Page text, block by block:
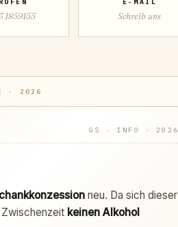
1859155
E-MAIL
Schreib uns
· 2026
GS · INFO · 2026
neu. Da sich dieser
keinen Alkohol